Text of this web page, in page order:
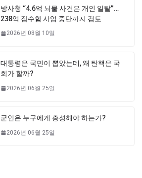
방사청 “4.6억 뇌물 사건은 개인 일탈”…
238억 잠수함 사업 중단까지 검토
2026년 08월 10일
대통령은 국민이 뽑았는데, 왜 탄핵은 국
회가 할까?
2026년 06월 25일
군인은 누구에게 충성해야 하는가?
2026년 06월 25일